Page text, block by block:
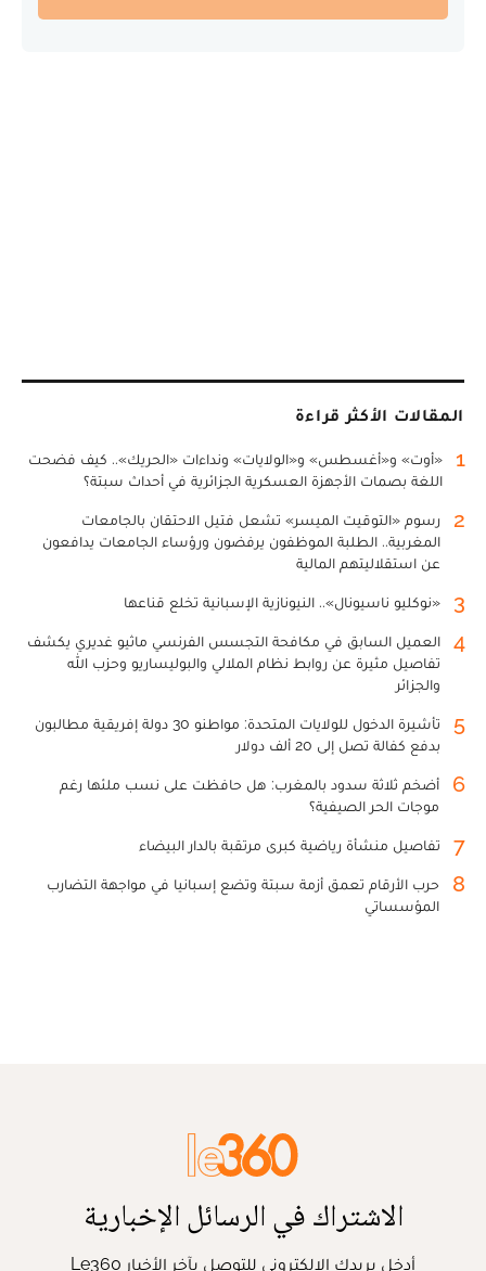
المقالات الأكثر قراءة
1
«أوت» و«أغسطس» و«الولايات» ونداءات «الحريك».. كيف فضحت
اللغة بصمات الأجهزة العسكرية الجزائرية في أحداث سبتة؟
2
رسوم «التوقيت الميسر» تشعل فتيل الاحتقان بالجامعات
المغربية.. الطلبة الموظفون يرفضون ورؤساء الجامعات يدافعون
عن استقلاليتهم المالية
3 «نوكليو ناسيونال».. النيونازية الإسبانية تخلع قناعها
4
العميل السابق في مكافحة التجسس الفرنسي ماثيو غديري يكشف
تفاصيل مثيرة عن روابط نظام الملالي والبوليساريو وحزب الله
والجزائر
5
تأشيرة الدخول للولايات المتحدة: مواطنو 30 دولة إفريقية مطالبون
بدفع كفالة تصل إلى 20 ألف دولار
6
أضخم ثلاثة سدود بالمغرب: هل حافظت على نسب ملئها رغم
موجات الحر الصيفية؟
7 تفاصيل منشأة رياضية كبرى مرتقبة بالدار البيضاء
8
حرب الأرقام تعمق أزمة سبتة وتضع إسبانيا في مواجهة التضارب
المؤسساتي
الاشتراك في الرسائل الإخبارية
أدخل بريدك الإلكتروني للتوصل بآخر الأخبار Le360